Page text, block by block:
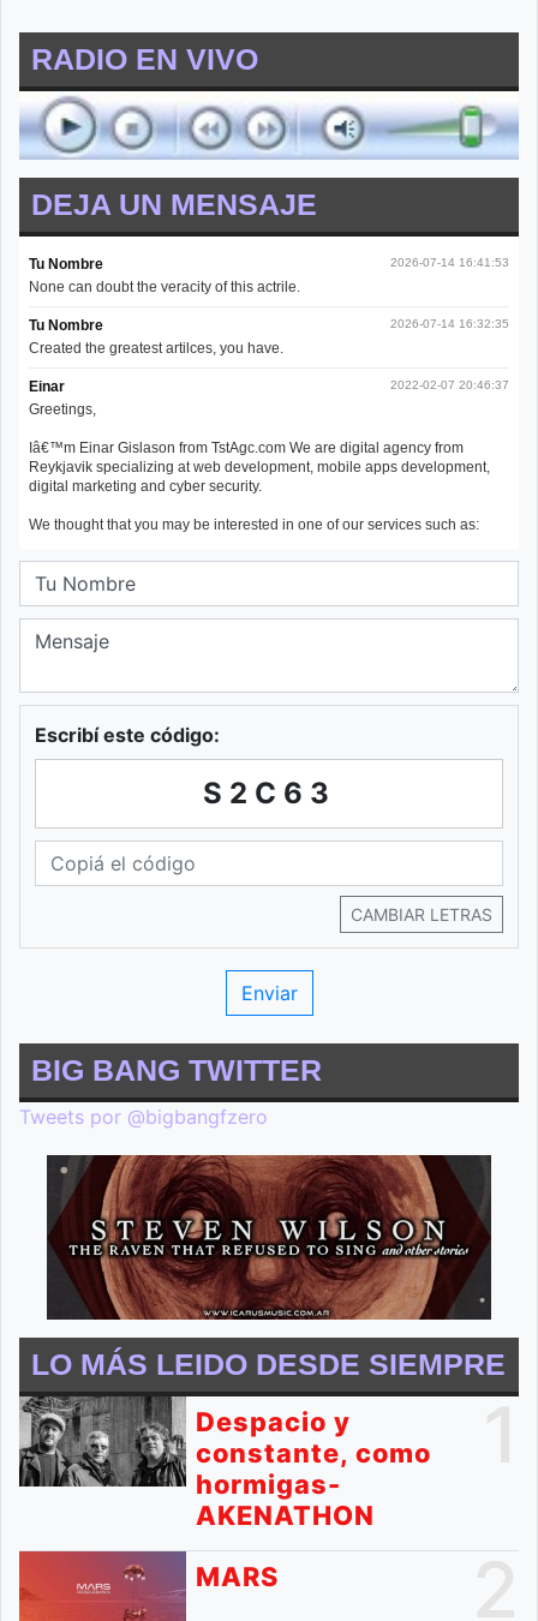
RADIO EN VIVO
DEJA UN MENSAJE
Escribí este código:
S2C63
CAMBIAR LETRAS
BIG BANG TWITTER
Tweets por @bigbangfzero
LO MÁS LEIDO DESDE SIEMPRE
Despacio y
constante, como
hormigas-
AKENATHON
MARS